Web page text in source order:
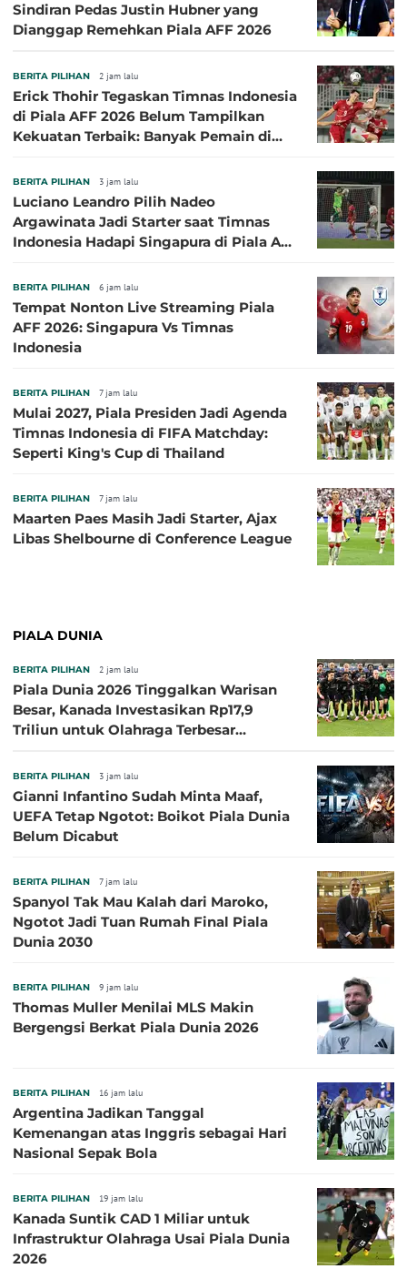
Sindiran Pedas Justin Hubner yang
Dianggap Remehkan Piala AFF 2026
BERITA PILIHAN 2 jam lalu
Erick Thohir Tegaskan Timnas Indonesia
di Piala AFF 2026 Belum Tampilkan
Kekuatan Terbaik: Banyak Pemain di
BERITA PILIHAN 3 jam lalu
Luciano Leandro Pilih Nadeo
Argawinata Jadi Starter saat Timnas
Indonesia Hadapi Singapura di Piala AFF
BERITA PILIHAN 6 jam lalu
Tempat Nonton Live Streaming Piala
AFF 2026: Singapura Vs Timnas
Indonesia
BERITA PILIHAN 7 jam lalu
Mulai 2027, Piala Presiden Jadi Agenda
Timnas Indonesia di FIFA Matchday:
Seperti King's Cup di Thailand
BERITA PILIHAN 7 jam lalu
Maarten Paes Masih Jadi Starter, Ajax
Libas Shelbourne di Conference League
PIALA DUNIA
BERITA PILIHAN 2 jam lalu
Piala Dunia 2026 Tinggalkan Warisan
Besar, Kanada Investasikan Rp17,9
Triliun untuk Olahraga Terbesar
BERITA PILIHAN 3 jam lalu
Gianni Infantino Sudah Minta Maaf,
UEFA Tetap Ngotot: Boikot Piala Dunia
Belum Dicabut
BERITA PILIHAN 7 jam lalu
Spanyol Tak Mau Kalah dari Maroko,
Ngotot Jadi Tuan Rumah Final Piala
Dunia 2030
BERITA PILIHAN 9 jam lalu
Thomas Muller Menilai MLS Makin
Bergengsi Berkat Piala Dunia 2026
BERITA PILIHAN 16 jam lalu
Argentina Jadikan Tanggal
Kemenangan atas Inggris sebagai Hari
Nasional Sepak Bola
BERITA PILIHAN 19 jam lalu
Kanada Suntik CAD 1 Miliar untuk
Infrastruktur Olahraga Usai Piala Dunia
2026